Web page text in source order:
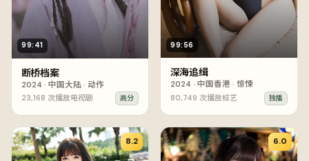
99:41
断桥档案
2024 · 中国大陆· 动作
23,168 次播放电视剧 高分
99:56
深海追缉
2024 · 中国香港 · 惊悚
80,749 次播放综艺 独播
8.2 6.0